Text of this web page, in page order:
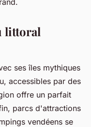
littoral
ses îles mythiques
accessibles par des
offre un parfait
parcs d'attractions
vendéens se